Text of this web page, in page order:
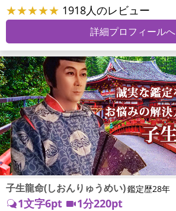
★★★★★ 1918人のレビュー
詳細プロフィールへ
子生龍命(しおんりゅうめい)鑑定歴28年
1文字6pt
1分220pt